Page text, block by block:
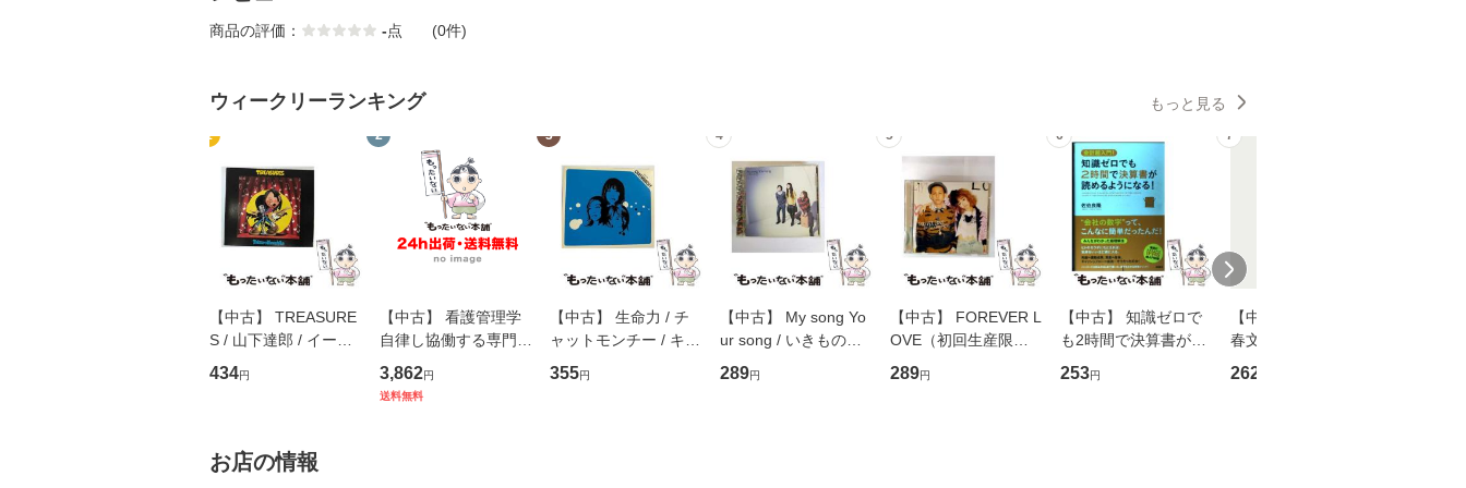
商品の評価： -点 (0件)
ウィークリーランキング もっと見る
1
【中古】 TREASURE
S / 山下達郎 / イース
トウエスト・ジャパン
[CD]【メール便送料無
434円
2
【中古】 看護管理学
自律し協働する専門職
の看護マネジメントス
キル 改訂第3版 (看護
3,862円
送料無料
3
【中古】 生命力 / チ
ャットモンチー / キュ
ーンレコード [CD]
【メール便送料無料】
355円
4
【中古】 My song Yo
ur song / いきものが
かり / [CD]【メール便
送料無料】
289円
5
【中古】 FOREVER L
OVE（初回生産限定
盤） / 清水翔太×加藤
ミリヤ / [CD]【メール
289円
6
【中古】 知識ゼロで
も2時間で決算書が読
めるようになる！ 会
計超入門！ / 佐伯 良
253円
7
【中古】 予知夢 （文
春文庫） / 東野 圭吾 /
文藝春秋 [文庫]【メー
262
お店の情報